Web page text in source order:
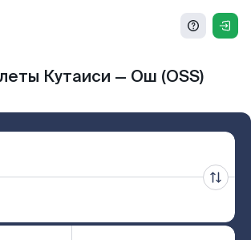
Кутаиси — Ош (OSS)